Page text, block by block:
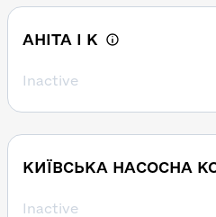
АНІТА І К
Inactive
КИЇВСЬКА НАСОСНА
Inactive